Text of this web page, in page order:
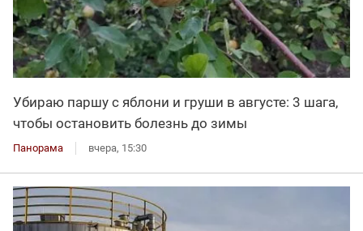
Убираю паршу с яблони и груши в августе: 3 шага,
чтобы остановить болезнь до зимы
Панорама вчера, 15:30